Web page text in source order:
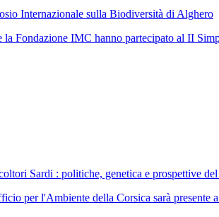
Internazionale sulla Biodiversità di Alghero
la Fondazione IMC hanno partecipato al II
Sardi : politiche, genetica e prospettive
per l'Ambiente della Corsica sarà presente